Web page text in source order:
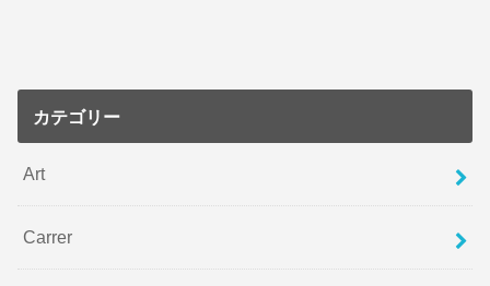
カテゴリー
Art
Carrer